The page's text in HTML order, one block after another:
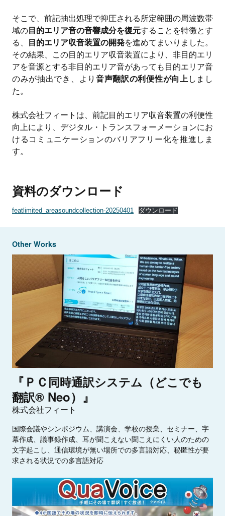
そこで、前記抽出処理で抑圧される所定範囲の周波数帯
域の目的エリア音の音響成分を復元することを特徴とす
る、 目的エリア収音装置の開発を進めてまいりました。
その結果、この目的エリア収音装置により、非目的エリ
アを音源とする非目的エリア音があっても目的エリア音
のみが抽出でき、より 音声翻訳の利便性が向上しまし
た。
株式会社フィートは、前記目的エリア収音装置の利便性
向上により、デジタル・トランスフォーメーションにお
けるコミュニケーションのバリアフリー化を推進しま
す。
資料のダウンロード
featlimited_areasoundcollection-20250401 ダウンロード
Other Works
『ＰＣ同時通訳システム （どこでも
翻訳® Neo）』
株式会社フィート
国際会議やシンポジウム、講演会、学校の授業、セミナー、字
幕作成、議事録作成、耳が聞こえない聞こえにくい人のための
文字起こし、通信環境が無い場所での多言語対応、秘匿性が要
求される状況での多言語対応